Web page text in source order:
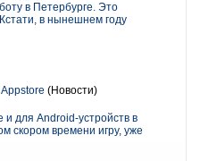
в Петербурге. Это
в нынешнем году
(Новости)
для Android-устройств в
скором времени игру, уже